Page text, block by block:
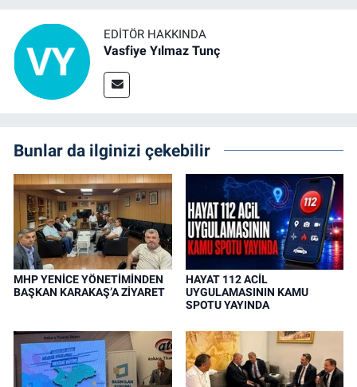
EDITÖR HAKKINDA
Vasfiye Yılmaz Tunç
Bunlar da ilginizi çekebilir
MHP YENİCE YÖNETİMİNDEN
BAŞKAN KARAKAŞ’A ZİYARET
HAYAT 112 ACİL
UYGULAMASININ KAMU
SPOTU YAYINDA